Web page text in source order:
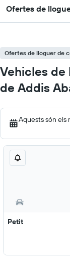
Ofertes de
Ofertes de lloguer de
Vehicles de
de Addis
Aquests són els
Petit